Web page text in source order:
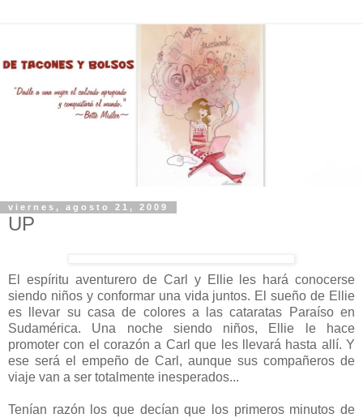
viernes, agosto 21, 2009
UP
El espíritu aventurero de Carl y Ellie les hará conocerse
siendo niños y conformar una vida juntos. El sueño de Ellie
es llevar su casa de colores a las cataratas Paraíso en
Sudamérica. Una noche siendo niños, Ellie le hace
promoter con el corazón a Carl que les llevará hasta allí. Y
ese será el empeño de Carl, aunque sus compañeros de
viaje van a ser totalmente inesperados...
Tenían razón los que decían que los primeros minutos de